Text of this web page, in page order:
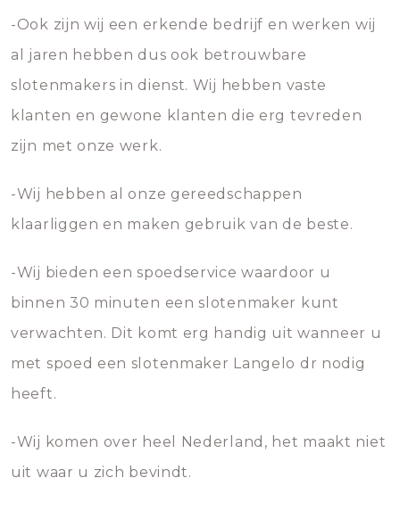
-Ook zijn wij een erkende bedrijf en werken wij
al jaren hebben dus ook betrouwbare
slotenmakers in dienst. Wij hebben vaste
klanten en gewone klanten die erg tevreden
zijn met onze werk.
-Wij hebben al onze gereedschappen
klaarliggen en maken gebruik van de beste.
-Wij bieden een spoedservice waardoor u
binnen 30 minuten een slotenmaker kunt
verwachten. Dit komt erg handig uit wanneer u
met spoed een slotenmaker Langelo dr nodig
heeft.
-Wij komen over heel Nederland, het maakt niet
uit waar u zich bevindt.